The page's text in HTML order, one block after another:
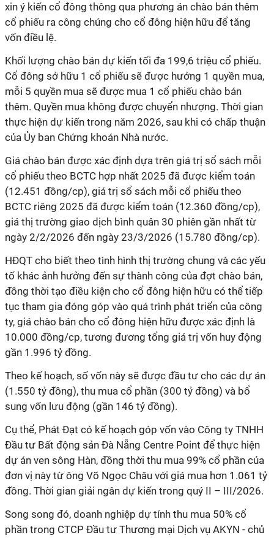
xin ý kiến cổ đông thông qua phương án chào bán thêm
cổ phiếu ra công chúng cho cổ đông hiện hữu để tăng
vốn điều lệ.
Khối lượng chào bán dự kiến tối đa 199,6 triệu cổ phiếu.
Cổ đông sở hữu 1 cổ phiếu sẽ được hưởng 1 quyền mua,
mỗi 5 quyền mua sẽ được mua 1 cổ phiếu chào bán
thêm. Quyền mua không được chuyển nhượng. Thời gian
thực hiện dự kiến trong năm 2026, sau khi có chấp thuận
của Ủy ban Chứng khoán Nhà nước.
Giá chào bán được xác định dựa trên giá trị sổ sách mỗi
cổ phiếu theo BCTC hợp nhất 2025 đã được kiểm toán
(12.451 đồng/cp), giá trị sổ sách mỗi cổ phiếu theo
BCTC riêng 2025 đã được kiểm toán (12.360 đồng/cp),
giá thị trường giao dịch bình quân 30 phiên gần nhất từ
ngày 2/2/2026 đến ngày 23/3/2026 (15.780 đồng/cp).
HĐQT cho biết theo tình hình thị trường chung và các yếu
tố khác ảnh hưởng đến sự thành công của đợt chào bán,
đồng thời tạo điều kiện cho cổ đông hiện hữu có thể tiếp
tục tham gia đóng góp vào quá trình phát triển của công
ty, giá chào bán cho cổ đông hiện hữu được xác định là
10.000 đồng/cp, tương đương tổng giá trị vốn huy động
gần 1.996 tỷ đồng.
Theo kế hoạch, số vốn này sẽ được đầu tư cho các dự án
(1.550 tỷ đồng), thu mua cổ phần (300 tỷ đồng) và bổ
sung vốn lưu động (gần 146 tỷ đồng).
Cụ thể, Phát Đạt có kế hoạch góp vốn vào Công ty TNHH
Đầu tư Bất động sản Đà Nẵng Centre Point để thực hiện
dự án ven sông Hàn, đồng thời thu mua 99% cổ phần của
đơn vị này từ ông Võ Ngọc Châu với giá mua hơn 1.061 tỷ
đồng. Thời gian giải ngân dự kiến trong quý II – III/2026.
Song song đó, doanh nghiệp dự tính thu mua 50% cổ
phần trong CTCP Đầu tư Thương mại Dịch vụ AKYN - chủ